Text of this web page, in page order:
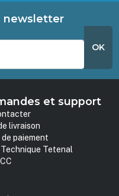
newsletter
OK
et support
livraison
de paiement
Tetenal